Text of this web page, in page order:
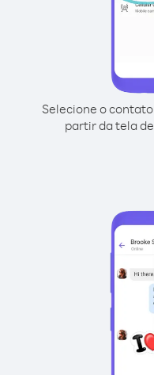
Selecione o
partir da tela